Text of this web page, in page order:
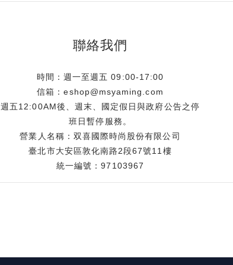
聯絡我們
時間：週一至週五 09:00-17:00
信箱：eshop@msyaming.com
週五12:00AM後、週末、國定假日與政府公告之停
班日暫停服務。
營業人名稱：双喜國際時尚股份有限公司
臺北市大安區敦化南路2段67號11樓
統一編號：97103967